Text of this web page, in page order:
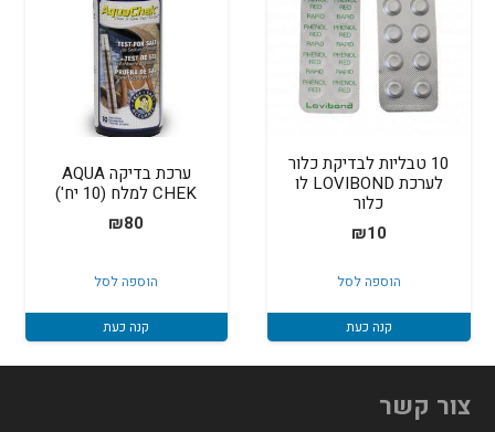
10 טבליות לבדיקת כלור
לערכת LOVIBOND לו
כלור
₪10
הוספה לסל
קנה כעת
ערכת בדיקה AQUA
CHEK למלח (10 יח')
₪80
הוספה לסל
קנה כעת
צור קשר